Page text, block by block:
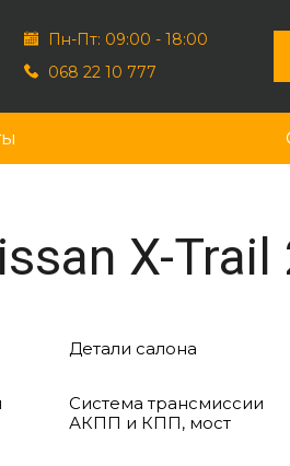
Пн-Пт: 09:00 - 18:00
068 22 10 777
X-Trail
Детали салона
Система трансмиссии
АКПП и КПП, мост